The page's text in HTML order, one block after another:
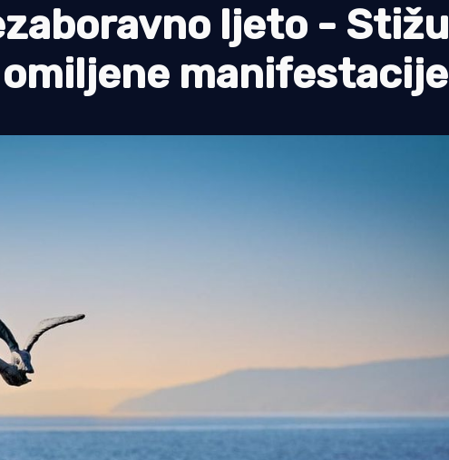
ljeto - Stižu
manifestacije